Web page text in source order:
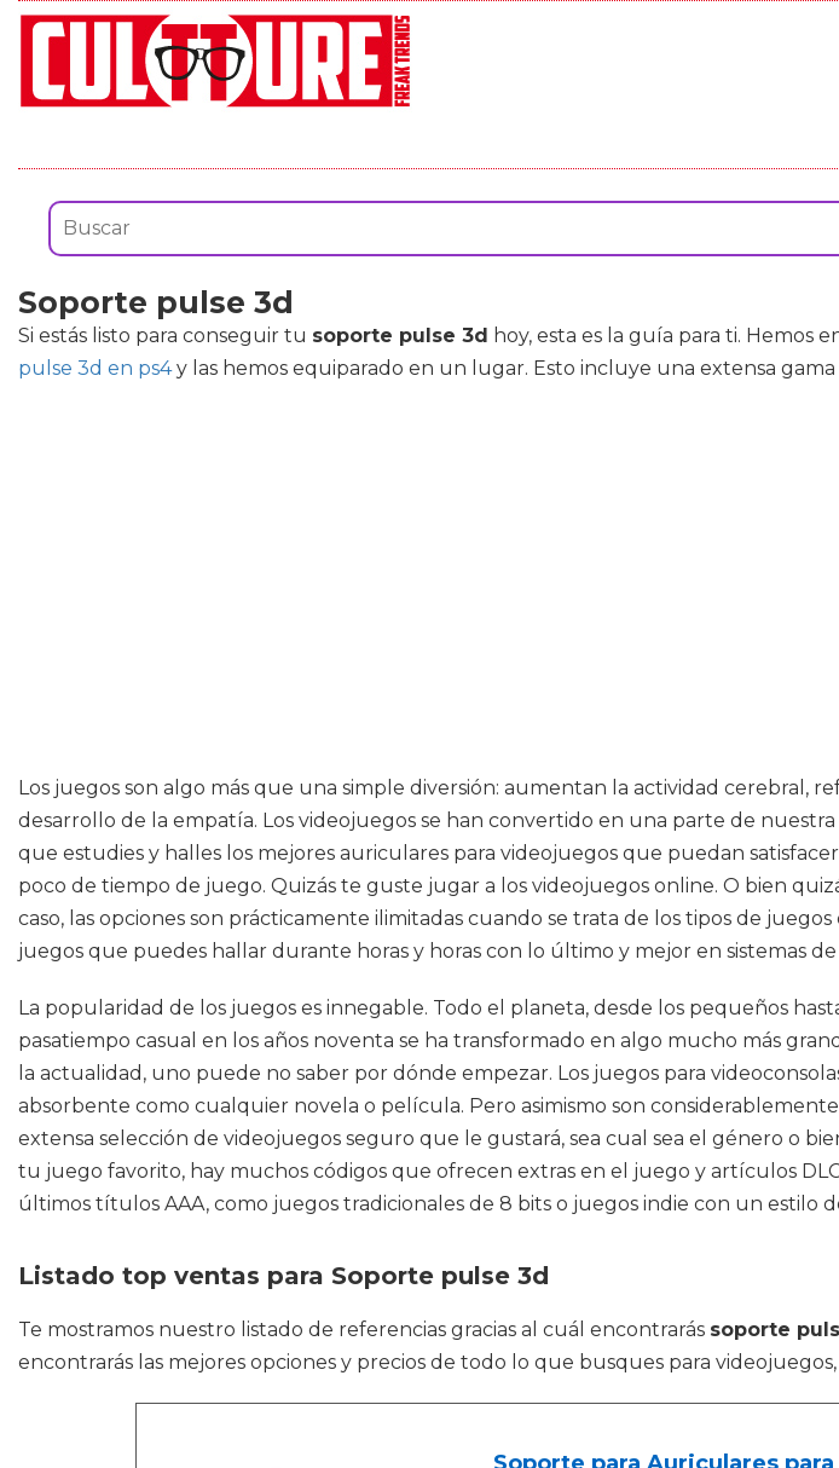
Soporte pulse 3d
Si estás listo para conseguir tu soporte pulse 3d hoy, esta es la guía para ti. Hemos
pulse 3d en ps4y las hemos equiparado en un lugar. Esto incluye una extensa
Los juegos son algo más que una simple diversión: aumentan la actividad cerebral,
desarrollo de la empatía. Los videojuegos se han convertido en una parte de nuestra
que estudies y halles los mejores auriculares para videojuegos que puedan
poco de tiempo de juego. Quizás te guste jugar a los videojuegos online. O bien
caso, las opciones son prácticamente ilimitadas cuando se trata de los tipos de
juegos que puedes hallar durante horas y horas con lo último y mejor en sistemas de
La popularidad de los juegos es innegable. Todo el planeta, desde los pequeños
pasatiempo casual en los años noventa se ha transformado en algo mucho más
la actualidad, uno puede no saber por dónde empezar. Los juegos para
absorbente como cualquier novela o película. Pero asimismo son
extensa selección de videojuegos seguro que le gustará, sea cual sea el género o
tu juego favorito, hay muchos códigos que ofrecen extras en el juego y artículos
últimos títulos AAA, como juegos tradicionales de 8 bits o juegos indie con un estilo
Listado top ventas para Soporte pulse 3d
Te mostramos nuestro listado de referencias gracias al cuál encontrarás soporte
encontrarás las mejores opciones y precios de todo lo que busques para